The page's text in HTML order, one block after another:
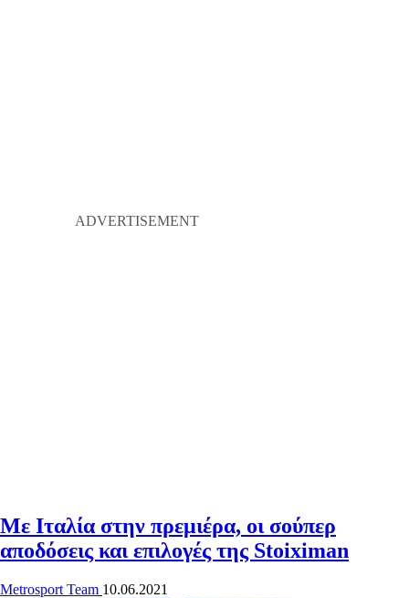
Με Ιταλία στην πρεμιέρα, οι σούπερ
αποδόσεις και επιλογές της Stoiximan
Metrosport Team 10.06.2021